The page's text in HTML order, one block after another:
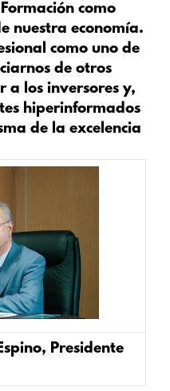
como
nuestra economía.
como uno de
de otros
a los inversores y,
hiperinformados
de la excelencia
Presidente